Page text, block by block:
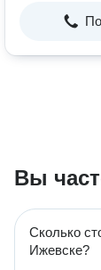
Вы
Сколько
Ижевске?